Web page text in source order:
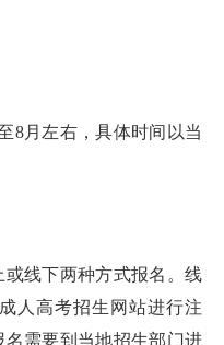
8月左右，具体时间以当
线下两种方式报名。线
人高考招生网站进行注
需要到当地招生部门进